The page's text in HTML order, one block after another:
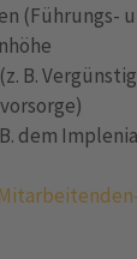
(Führungs-
B.
dem